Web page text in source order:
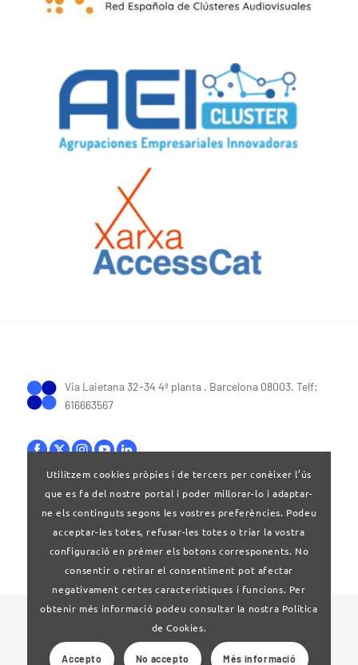
Via Laietana 32-34 4ª planta . Barcelona 08003. Telf:
616663567
Bases legals |Política de privacitat
© 2024 Clúster Audiovisual de Catalunya
Utilitzem cookies pròpies i de tercers per conèixer l’ús
que es fa del nostre portal i poder millorar-lo i adaptar-
ne els continguts segons les vostres preferències. Podeu
acceptar-les totes, refusar-les totes o triar la vostra
configuració en prémer els botons corresponents. No
consentir o retirar el consentiment pot afectar
negativament certes característiques i funcions. Per
obtenir més informació podeu consultar la nostra Política
de Cookies.
Accepto No accepto Més informació